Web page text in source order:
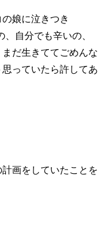
娘に泣きつき
自分でも辛いの、
だ生きててごめんな
っていたら許してあ
画をしていたことを